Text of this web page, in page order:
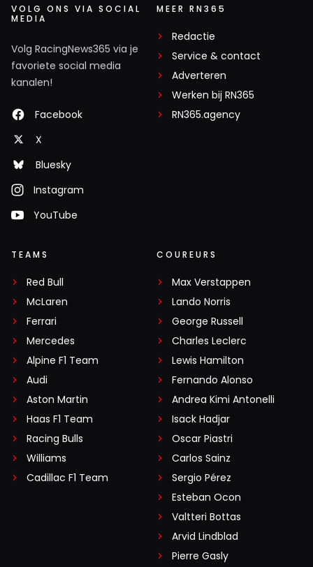
VOLG ONS VIA SOCIAL
MEDIA
Volg RacingNews365 via je
favoriete social media
kanalen!
Facebook
X
Bluesky
Instagram
YouTube
MEER RN365
Redactie
Service & contact
Adverteren
Werken bij RN365
RN365.agency
TEAMS
Red Bull
McLaren
Ferrari
Mercedes
Alpine F1 Team
Audi
Aston Martin
Haas F1 Team
Racing Bulls
Williams
Cadillac F1 Team
COUREURS
Max Verstappen
Lando Norris
George Russell
Charles Leclerc
Lewis Hamilton
Fernando Alonso
Andrea Kimi Antonelli
Isack Hadjar
Oscar Piastri
Carlos Sainz
Sergio Pérez
Esteban Ocon
Valtteri Bottas
Arvid Lindblad
Pierre Gasly